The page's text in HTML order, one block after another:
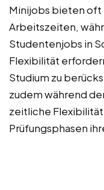
Minijobs bieten oft
Arbeitszeiten,
Studentenjobs in
Flexibilität
Studium zu
zudem während
zeitliche
Prüfungsphasen